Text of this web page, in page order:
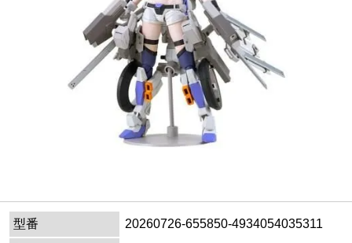
型番
20260726-655850-4934054035311